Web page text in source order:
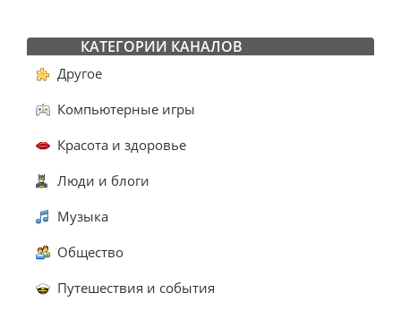
КАТЕГОРИИ КАНАЛОВ
Другое
Компьютерные игры
Красота и здоровье
Люди и блоги
Музыка
Общество
Путешествия и события